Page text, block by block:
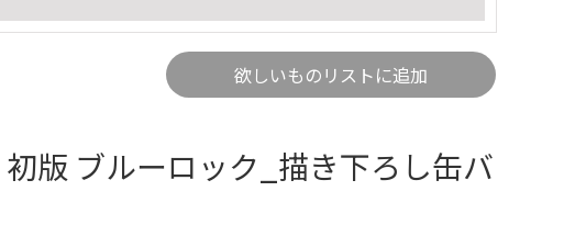
欲しいものリストに追加
ブルーロック_描き下ろし缶バ